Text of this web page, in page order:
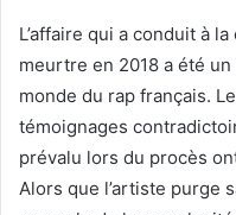
L’affaire qui a conduit à
meurtre en 2018 a été
monde du rap français.
témoignages
prévalu lors du procès
Alors que l’artiste purge